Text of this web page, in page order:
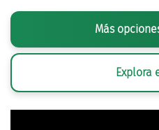
Más
Explora